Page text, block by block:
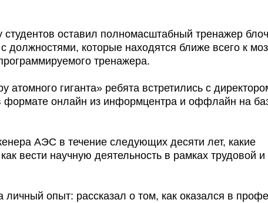
студентов оставил полномасштабный тренажер
должностями, которые находятся ближе всего к
тренажера.
атомного гиганта» ребята встретились с
онлайн из информцентра и оффлайн на
АЭС в течение следующих десяти лет, какие
вести научную деятельность в рамках трудовой и
опыт: рассказал о том, как оказался в